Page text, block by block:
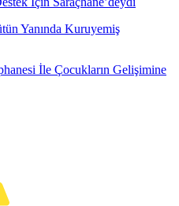
Yanında Kuruyemiş
İle Çocukların Gelişimine